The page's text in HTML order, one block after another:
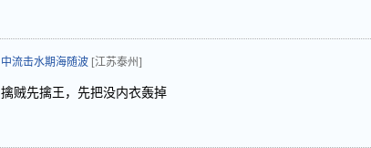
中流击水期海随波 [江苏泰州]
擒贼先擒王，先把没内衣轰掉